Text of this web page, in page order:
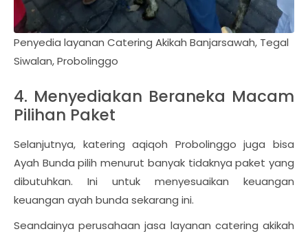
Penyedia layanan Catering Akikah Banjarsawah, Tegal
Siwalan, Probolinggo
4. Menyediakan Beraneka Macam
Pilihan Paket
Selanjutnya, katering aqiqoh Probolinggo juga bisa
Ayah Bunda pilih menurut banyak tidaknya paket yang
dibutuhkan. Ini untuk menyesuaikan keuangan
keuangan ayah bunda sekarang ini.
Seandainya perusahaan jasa layanan catering akikah